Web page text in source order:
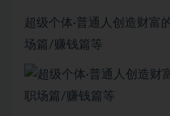
超级个体·普通人创造财
场篇/赚钱篇等